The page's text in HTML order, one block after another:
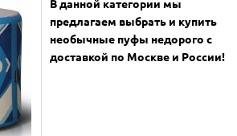
В данной категории мы
предлагаем выбрать и купить
необычные пуфы недорого с
доставкой по Москве и России!